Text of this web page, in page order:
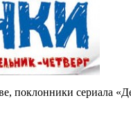
поклонники сериала